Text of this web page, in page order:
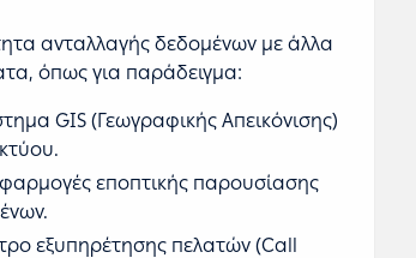
ανταλλαγής δεδομένων με άλλα
όπως για παράδειγμα:
GIS (Γεωγραφικής Απεικόνισης)
εποπτικής παρουσίασης
εξυπηρέτησης πελατών (Call